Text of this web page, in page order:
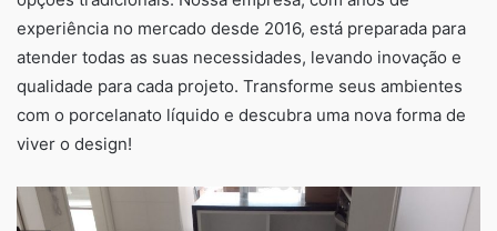
experiência no mercado desde 2016, está preparada para
atender todas as suas necessidades, levando inovação e
qualidade para cada projeto. Transforme seus ambientes
com o porcelanato líquido e descubra uma nova forma de
viver o design!